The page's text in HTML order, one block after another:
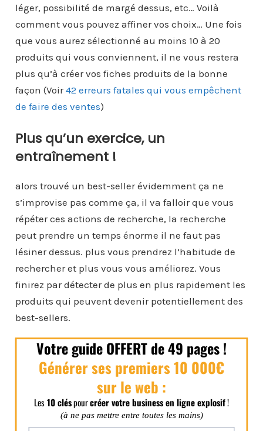
léger, possibilité de margé dessus, etc… Voilà
comment vous pouvez affiner vos choix… Une fois
que vous aurez sélectionné au moins 10 à 20
produits qui vous conviennent, il ne vous restera
plus qu’à créer vos fiches produits de la bonne
façon (Voir42 erreurs fatales qui vous empêchent
de faire des ventes)
Plus qu’un exercice, un
entraînement !
alors trouvé un best-seller évidemment ça ne
s’improvise pas comme ça, il va falloir que vous
répéter ces actions de recherche, la recherche
peut prendre un temps énorme il ne faut pas
lésiner dessus. plus vous prendrez l’habitude de
rechercher et plus vous vous améliorez. Vous
finirez par détecter de plus en plus rapidement les
produits qui peuvent devenir potentiellement des
best-sellers.